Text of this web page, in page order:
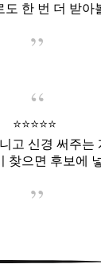
도 한 번 더 받아
⭐️⭐️⭐️⭐️⭐️
고 신경 써주는
찾으면 후보에